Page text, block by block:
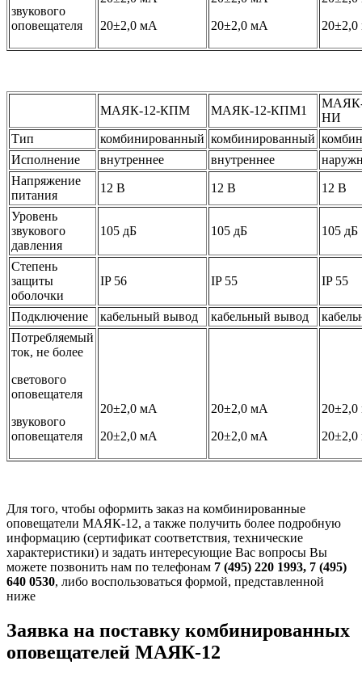
звукового
оповещателя
20±2,0 мА
20±2,0 мА
МАЯК-12-КПМ МАЯК-12-КПМ1
НИ
Тип
комбинированный комбинированный
Исполнение
внутреннее внутреннее
Напряжение
питания
12 В 12 В 12 В
Уровень
звукового
давления
105 дБ 105 дБ 105 дБ
Степень
защиты
оболочки
IP 56 IP 55 IP 55
Подключение кабельный вывод кабельный вывод
Потребляемый
ток, не более
светового
оповещателя
звукового
оповещателя
20±2,0 мА
20±2,0 мА
20±2,0 мА
20±2,0 мА
Для того, чтобы оформить заказ на комбинированные
оповещатели МАЯК-12, а также получить более подробную
информацию (сертификат соответствия, технические
характеристики) и задать интересующие Вас вопросы Вы
можете позвонить нам по телефонам 7 (495) 220 1993, 7 (495)
640 0530, либо воспользоваться формой, представленной
ниже
Заявка на поставку комбинированных
оповещателей МАЯК-12